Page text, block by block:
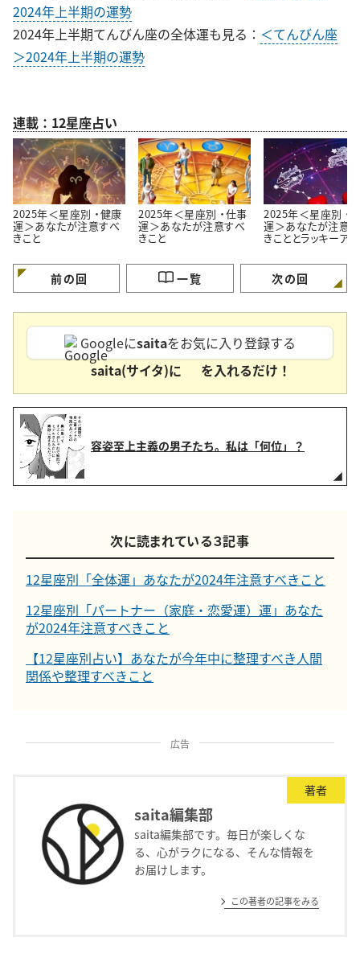
2024年上半期の運勢
2024年上半期てんびん座の全体運も見る： ＜てんびん座
＞2024年上半期の運勢
連載：12星座占い
2025年＜星座別 ・健康
運＞あなたが注意すべ
きこと
2025年＜星座別 ・仕事
運＞あなたが注意すべ
きこと
2025年＜星座別 ・
運＞あなたが注意
きこととラッキーア
ます！」
前の回 一覧 次の回
Googleにsaitaをお気に入り登録する
saita(サイタ)に
を入れるだけ！
容姿至上主義の男子たち。私は「何位」？
次に読まれている３記事
12星座別「全体運」あなたが2024年注意すべきこと
12星座別「パートナー（家庭・恋愛運）運」あなた
が2024年注意すべきこと
【12星座別占い】あなたが今年中に整理すべき人間
関係や整理すべきこと
広告
著者
saita編集部
saita編集部です。毎日が楽しくな
る、心がラクになる、そんな情報を
お届けします。
この著者の記事をみる